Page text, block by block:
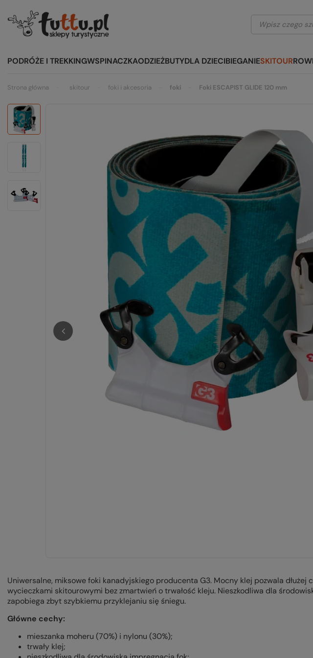
PODRÓŻE I TREKKINGWSPINACZKAODZIEŻBUTYDLA DZIECIBIEGANIESKITOUR
Strona główna skitour foki i akcesoria foki Foki ESCAPIST GLIDE 120 mm
Uniwersalne, miksowe foki kanadyjskiego producenta G3. Mocny klej pozwala dłużej
wycieczkami skitourowymi bez zmartwień o trwałość kleju. Nieszkodliwa dla
zapobiega zbyt szybkiemu przyklejaniu się śniegu.
Główne cechy:
mieszanka moheru (70%) i nylonu (30%);
trwały klej;